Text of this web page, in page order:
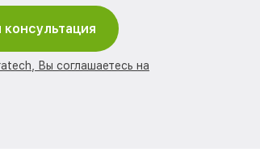
консультация
Вы соглашаетесь на